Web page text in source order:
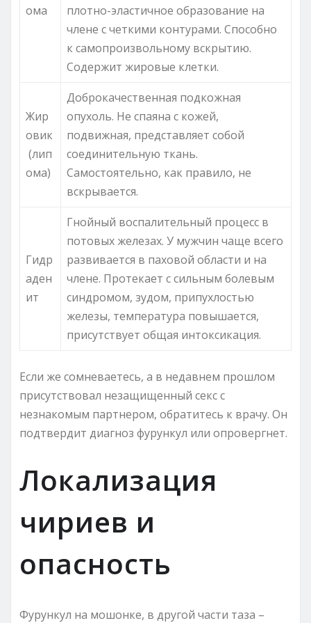
ома
плотно-эластичное образование на
члене с четкими контурами. Способно
к самопроизвольному вскрытию.
Содержит жировые клетки.
Жир
овик
(лип
ома)
Доброкачественная подкожная
опухоль. Не спаяна с кожей,
подвижная, представляет собой
соединительную ткань.
Самостоятельно, как правило, не
вскрывается.
Гидр
аден
ит
Гнойный воспалительный процесс в
потовых железах. У мужчин чаще всего
развивается в паховой области и на
члене. Протекает с сильным болевым
синдромом, зудом, припухлостью
железы, температура повышается,
присутствует общая интоксикация.
Если же сомневаетесь, а в недавнем прошлом
присутствовал незащищенный секс с
незнакомым партнером, обратитесь к врачу. Он
подтвердит диагноз фурункул или опровергнет.
Локализация
чириев и
опасность
Фурункул на мошонке, в другой части таза –